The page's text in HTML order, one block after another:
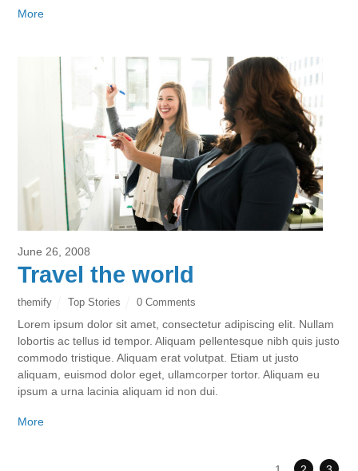
More
June 26, 2008
Travel the world
themify Top Stories 0 Comments
Lorem ipsum dolor sit amet, consectetur adipiscing elit. Nullam
lobortis ac tellus id tempor. Aliquam pellentesque nibh quis justo
commodo tristique. Aliquam erat volutpat. Etiam ut justo
aliquam, euismod dolor eget, ullamcorper tortor. Aliquam eu
ipsum a urna lacinia aliquam id non dui.
More